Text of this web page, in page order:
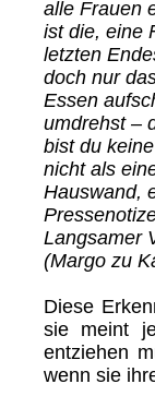
alle Frauen
ist die, eine
letzten
doch nur
Essen
umdrehst –
bist du
nicht als
Hauswand,
Langsamer
(Margo zu
Diese
sie meint
entziehen
wenn sie